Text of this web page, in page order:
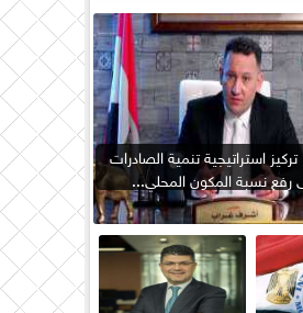
استراتيجية تنمية الصادرات
رفع نسبة المكون المحلي...